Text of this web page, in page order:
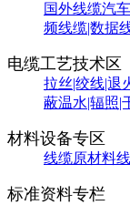
国外线缆汽
频线缆|数据
电缆工艺技术区
拉丝|绞线|退
蔽温水|辐照|
材料设备专区
线缆原材料
标准资料专栏